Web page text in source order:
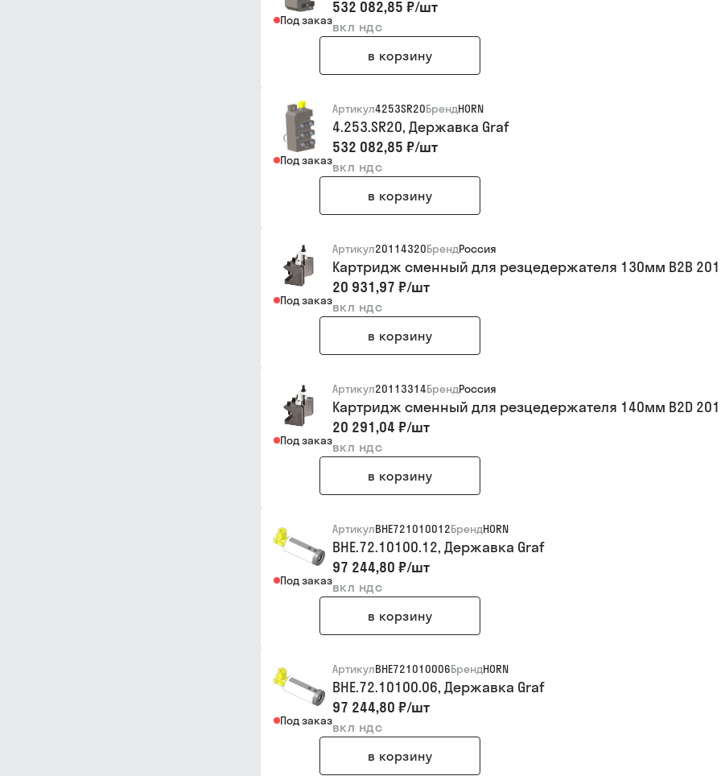
Под заказ
532 082,85 ₽/шт
вкл ндс
в корзину
Под заказ
Артикул4253SR20БрендHORN
4.253.SR20, Державка Graf
532 082,85 ₽/шт
вкл ндс
в корзину
Под заказ
Артикул20114320БрендРоссия
Картридж сменный для резцедержателя 130мм B2B
20 931,97 ₽/шт
вкл ндс
в корзину
Под заказ
Артикул20113314БрендРоссия
Картридж сменный для резцедержателя 140мм B2D
20 291,04 ₽/шт
вкл ндс
в корзину
Под заказ
АртикулBHE721010012БрендHORN
BHE.72.10100.12, Державка Graf
97 244,80 ₽/шт
вкл ндс
в корзину
Под заказ
АртикулBHE721010006БрендHORN
BHE.72.10100.06, Державка Graf
97 244,80 ₽/шт
вкл ндс
в корзину